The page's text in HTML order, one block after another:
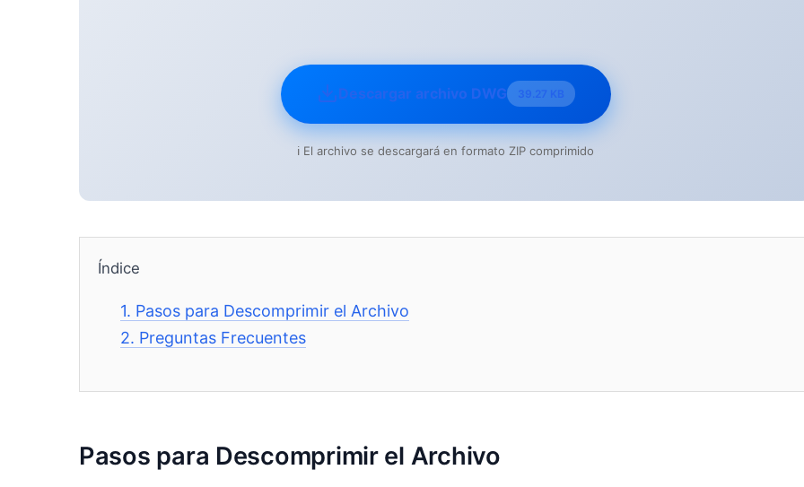
Descargar archivo DWG 39.27 KB
ℹ️ El archivo se descargará en formato ZIP comprimido
Índice
1. Pasos para Descomprimir el Archivo
2. Preguntas Frecuentes
Pasos para Descomprimir el Archivo